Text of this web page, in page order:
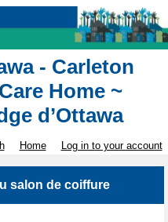
- Carleton
Home ~
d’Ottawa
Home Log in to your account
salon de coiffure